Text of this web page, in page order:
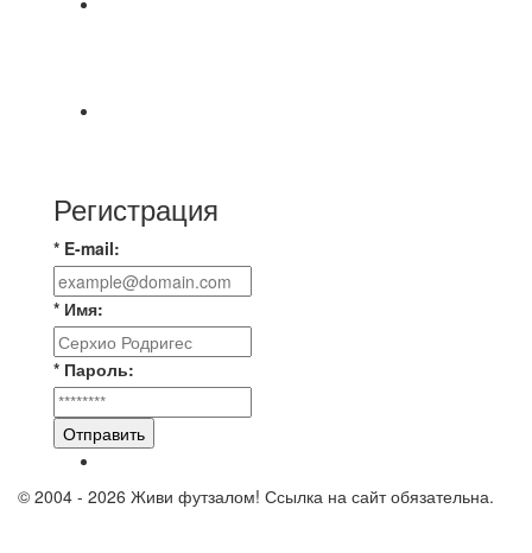
Регистрация
* E-mail:
* Имя:
* Пароль:
Отправить
© 2004 - 2026 Живи футзалом! Ссылка на сайт обязательна.